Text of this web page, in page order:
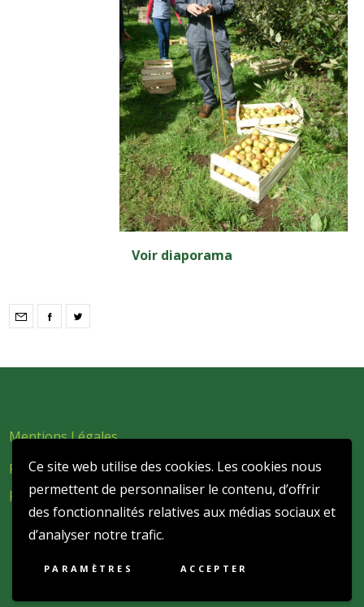
Ce site web utilise des cookies. Les cookies nous
permettent de personnaliser le contenu, d’offrir
des fonctionnalités relatives aux médias sociaux et
d’analyser notre trafic.
PARAMÈTRES ACCEPTER
Voir diaporama
Mentions Légales
Politique de confidentialité et de protection des données
personnelles